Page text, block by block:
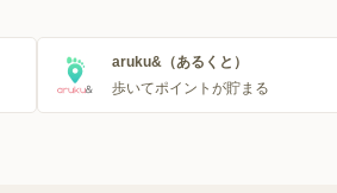
aruku&（あるくと）
歩いてポイントが貯まる